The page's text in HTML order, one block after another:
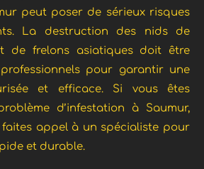
peut poser de sérieux risques
La destruction des nids de
de frelons asiatiques doit être
pour garantir une
et efficace. Si vous êtes
d’infestation à Saumur,
faites appel à un spécialiste pour
et durable.